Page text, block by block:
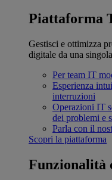
Piattaforma
Gestisci e ottimizza
digitale da una
Per team IT
Esperienza
interruzioni
Operazioni IT
dei problemi e
Parla con il
Scopri la piattaforma
Funzionalità